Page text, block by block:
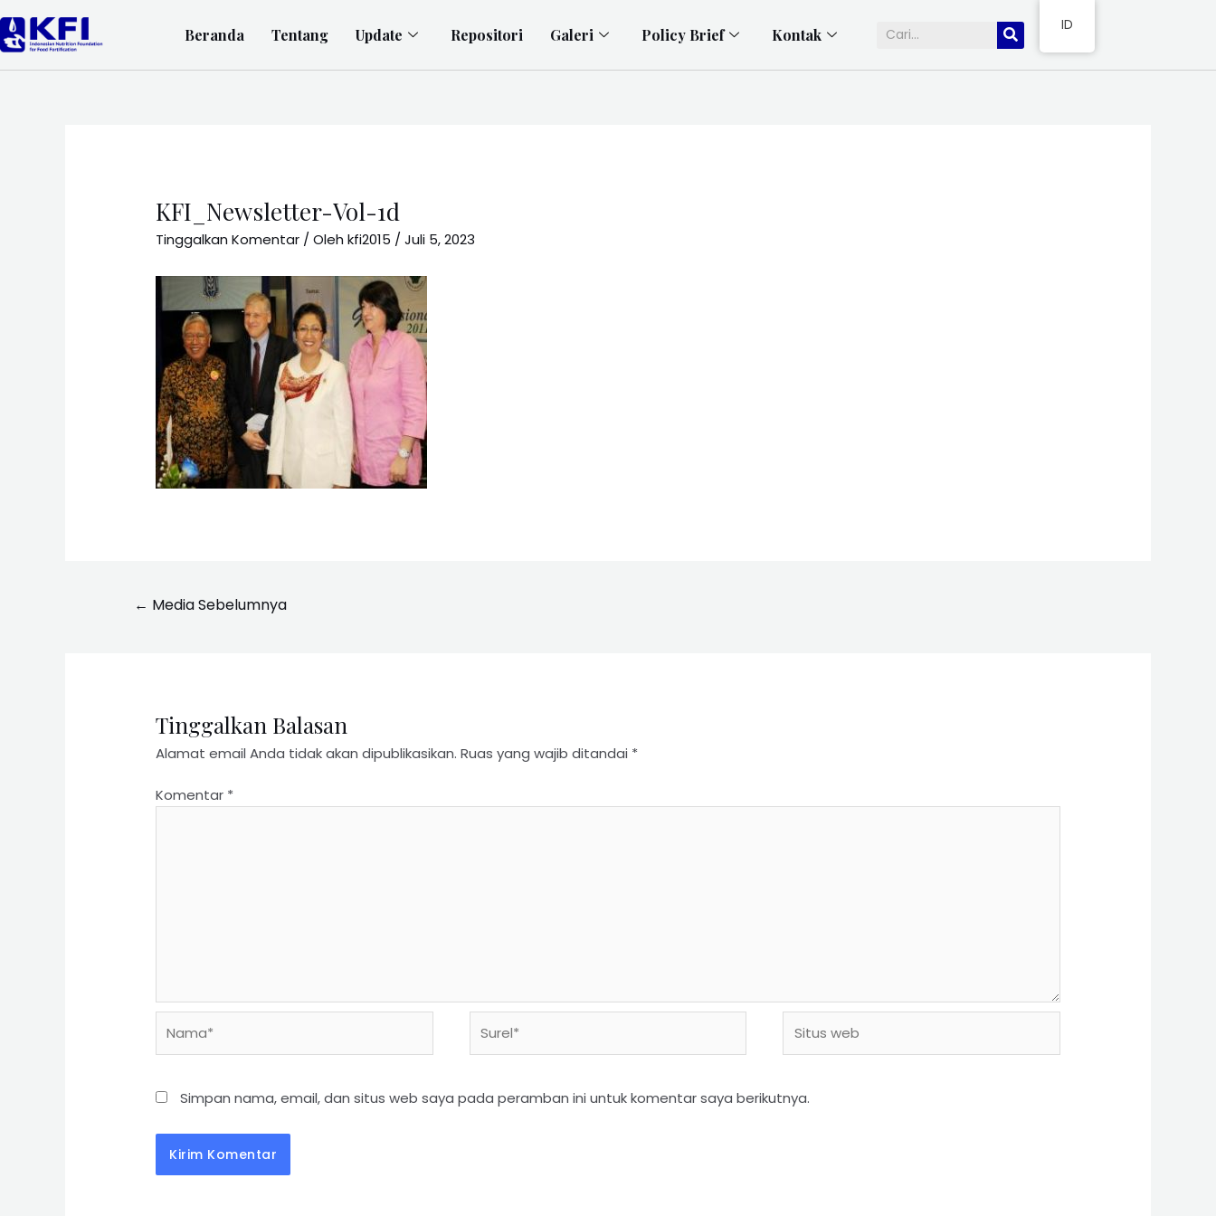
Beranda Tentang Update Repositori Galeri Policy Brief Kontak
KFI_Newsletter-Vol-1d
Tinggalkan Komentar / Olehkfi2015 /Juli 5, 2023
← Media Sebelumnya
Tinggalkan Balasan
Alamat email Anda tidak akan dipublikasikan. Ruas yang wajib ditandai *
Komentar *
Simpan nama, email, dan situs web saya pada peramban ini untuk komentar saya berikutnya.
ID